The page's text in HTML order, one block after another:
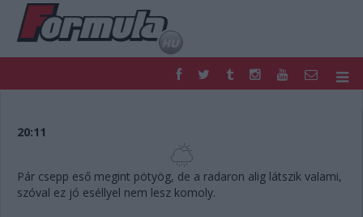
FORMULA
HAZAI
RETRO
EGYÉB
PODCAST
SHOP
20:11
Pár csepp eső megint pötyög, de a radaron alig látszik valami,
szóval ez jó eséllyel nem lesz komoly.